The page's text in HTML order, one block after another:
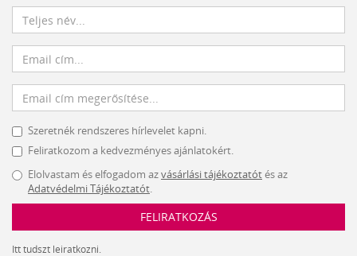
Szeretnék rendszeres hírlevelet kapni.
Feliratkozom a kedvezményes ajánlatokért.
Elolvastam és elfogadom azvásárlási tájékoztatótés az
Adatvédelmi Tájékoztatót.
FELIRATKOZÁS
Itt tudszt leiratkozni.